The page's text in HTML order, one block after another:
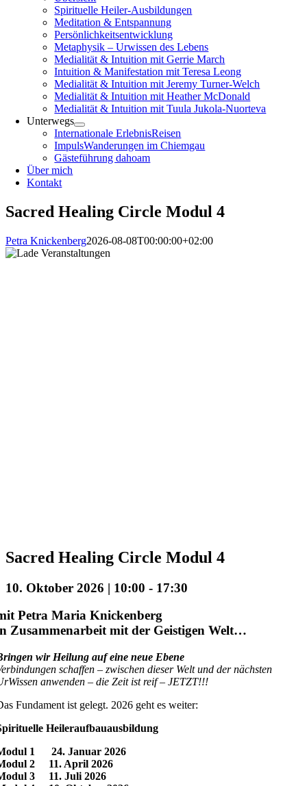
Spirituelle Heiler-Ausbildungen
Meditation & Entspannung
Persönlichkeitsentwicklung
Metaphysik – Urwissen des Lebens
Medialität & Intuition mit Gerrie March
Intuition & Manifestation mit Teresa Leong
Medialität & Intuition mit Jeremy Turner-Welch
Medialität & Intuition mit Heather McDonald
Medialität & Intuition mit Tuula Jukola-Nuorteva
Unterwegs
Internationale ErlebnisReisen
ImpulsWanderungen im Chiemgau
Gästeführung dahoam
Über mich
Kontakt
Sacred Healing Circle Modul 4
Petra Knickenberg2026-08-08T00:00:00+02:00
Sacred Healing Circle Modul 4
10. Oktober 2026 | 10:00 - 17:30
Petra Maria Knickenberg
Zusammenarbeit mit der Geistigen Welt…
wir Heilung auf eine neue Ebene
schaffen – zwischen dieser Welt und der nächsten
anwenden – die Zeit ist reif – JETZT!!!
Fundament ist gelegt. 2026 geht es weiter:
Heileraufbauausbildung
1 24. Januar 2026
2 11. April 2026
3 11. Juli 2026